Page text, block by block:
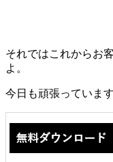
それではこれからお
よ。
今日も頑張っています